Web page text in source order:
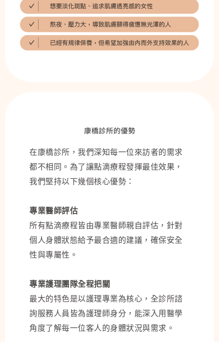
康橋診所的優勢
在康橋診所，我們深知每一位來訪者的需求
都不相同。為了讓點滴療程發揮最佳效果，
我們堅持以下幾個核心優勢：
專業醫師評估
所有點滴療程皆由專業醫師親自評估，針對
個人身體狀態給予最合適的建議，確保安全
性與專屬性。
專業護理團隊全程把關
最大的特色是以護理專業為核心，全診所諮
詢服務人員皆為護理師身分，能深入用醫學
角度了解每一位客人的身體狀況與需求。